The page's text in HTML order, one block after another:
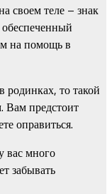
своем теле – знак
обеспеченный
на помощь в
родинках, то такой
Вам предстоит
оправиться.
вас много
забывать